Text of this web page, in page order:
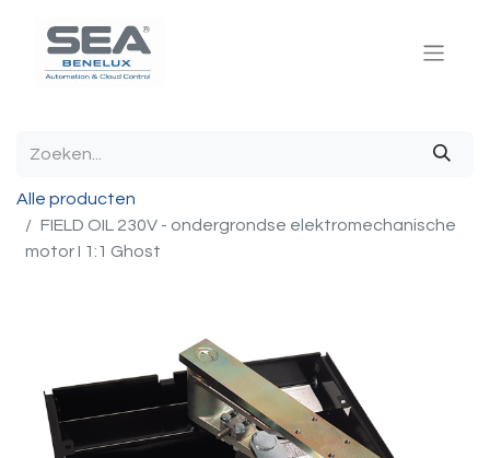
Alle producten
FIELD OIL 230V - ondergrondse elektromechanische
motor I 1:1 Ghost